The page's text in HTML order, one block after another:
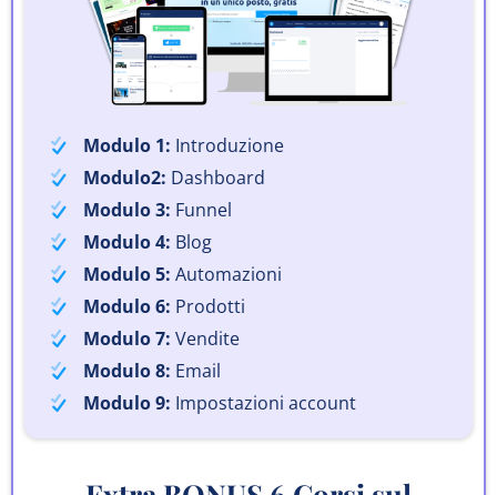
Modulo 1: Introduzione
Modulo2: Dashboard
Modulo 3: Funnel
Modulo 4: Blog
Modulo 5: Automazioni
Modulo 6: Prodotti
Modulo 7: Vendite
Modulo 8: Email
Modulo 9: Impostazioni account